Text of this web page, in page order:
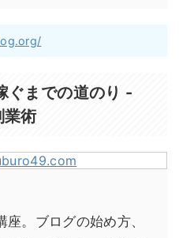
ぐまでの道のり -
業術
。ブログの始め方、